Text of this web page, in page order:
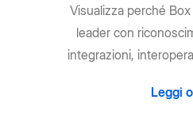
Visualizza perché
leader con
integrazioni,
Leggi